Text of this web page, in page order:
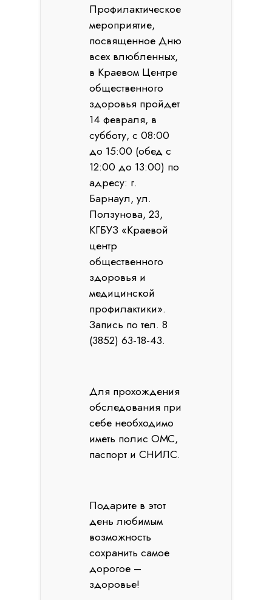
Профилактическое
мероприятие,
посвященное Дню
всех влюбленных,
в Краевом Центре
общественного
здоровья пройдет
14 февраля, в
субботу, с 08:00
до 15:00 (обед с
12:00 до 13:00) по
адресу: г.
Барнаул, ул.
Ползунова, 23,
КГБУЗ «Краевой
центр
общественного
здоровья и
медицинской
профилактики».
Запись по тел. 8
(3852) 63-18-43.
Для прохождения
обследования при
себе необходимо
иметь полис ОМС,
паспорт и СНИЛС.
Подарите в этот
день любимым
возможность
сохранить самое
дорогое –
здоровье!